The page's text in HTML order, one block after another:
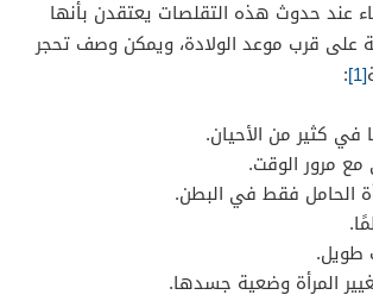
عند حدوث هذه التقلصات يعتقدن بأنها
قرب موعد الولادة، ويمكن وصف تحجر
[1]
:
في كثير من الأحيان.
مرور الوقت.
الحامل فقط في البطن.
طويل.
المرأة وضعية جسدها.